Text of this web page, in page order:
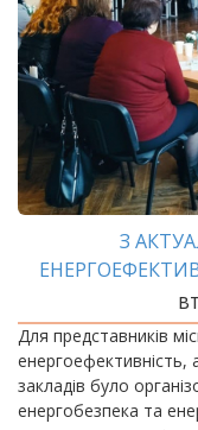
З
Для представників
енергоефективність,
закладів було
енергобезпека та